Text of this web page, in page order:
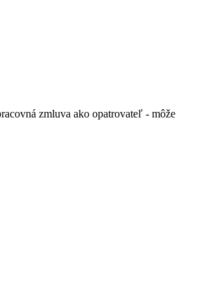
zmluva ako opatrovateľ - môže